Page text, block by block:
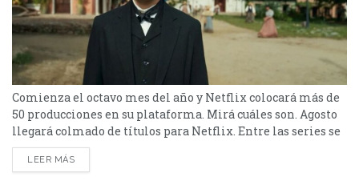
Comienza el octavo mes del año y Netflix colocará más de
50 producciones en su plataforma. Mirá cuáles son. Agosto
llegará colmado de títulos para Netflix. Entre las series se
destacan: Moria y la segunda parte de Cien Años de
Soledad, además de Toda la verdad de mis mentiras. Como
LEER MÁS